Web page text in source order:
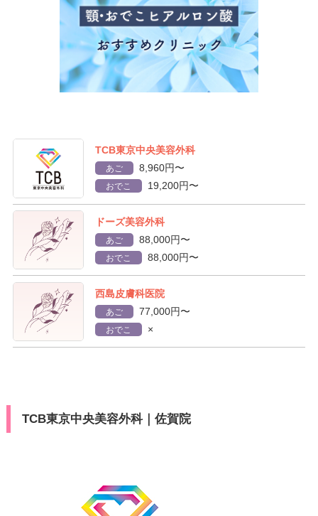
TCB東京中央美容外科
あご 8,960円〜
おでこ 19,200円〜
ドーズ美容外科
あご 88,000円〜
おでこ 88,000円〜
西島皮膚科医院
あご 77,000円〜
おでこ ×
TCB東京中央美容外科｜佐賀院